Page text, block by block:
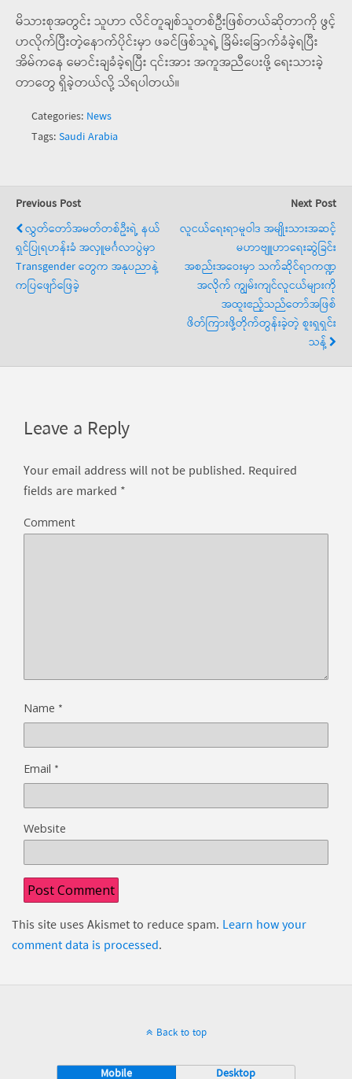
မိသားစုအတွင်း သူဟာ လိင်တူချစ်သူတစ်ဦးဖြစ်တယ်ဆိုတာကို ဖွင့်
ဟလိုက်ပြီးတဲ့နောက်ပိုင်းမှာ ဖခင်ဖြစ်သူရဲ့ ခြိမ်းခြောက်ခံခဲ့ရပြီး
အိမ်ကနေ မောင်းချခံခဲ့ရပြီး ၎င်းအား အကူအညီပေးဖို့ ရေးသားခဲ့
တာတွေ ရှိခဲ့တယ်လို့ သိရပါတယ်။
Categories: News
Tags:Saudi Arabia
Previous Post
လွှတ်တော်အမတ်တစ်ဦးရဲ့ နယ်
ရှင်ပြုရဟန်းခံ အလှူမင်္ဂလာပွဲမှာ
Transgender တွေက အနုပညာနဲ့
ကပြဖျော်ဖြေခဲ့
Next Post
လူငယ်ရေးရာမူဝါဒ အမျိုးသားအဆင့်
မဟာဗျူဟာရေးဆွဲခြင်း
အစည်းအဝေးမှာ သက်ဆိုင်ရာကဏ္ဍ
အလိုက် ကျွမ်းကျင်လူငယ်များကို
အထူးဧည့်သည်တော်အဖြစ်
ဖိတ်ကြားဖို့တိုက်တွန်းခဲ့တဲ့ စူးရှရှင်း
သန့်
Leave a Reply
Your email address will not be published. Required
fields are marked *
Comment
Name *
Email *
Website
This site uses Akismet to reduce spam. Learn how your
comment data is processed.
Back to top
Mobile Desktop